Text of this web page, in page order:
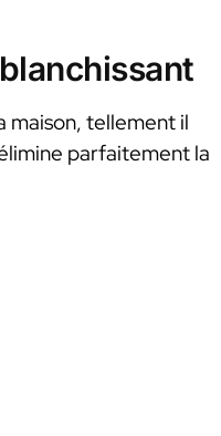
maison, tellement il
parfaitement la